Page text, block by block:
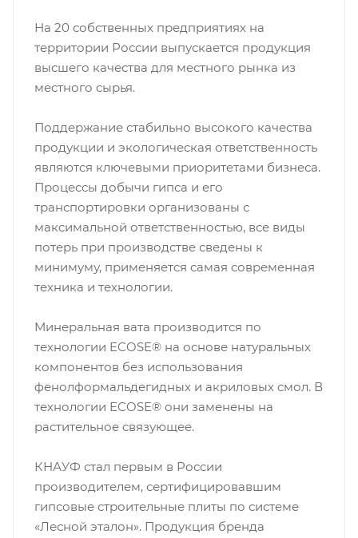
На 20 собственных предприятиях на
территории России выпускается продукция
высшего качества для местного рынка из
местного сырья.
Поддержание стабильно высокого качества
продукции и экологическая ответственность
являются ключевыми приоритетами бизнеса.
Процессы добычи гипса и его
транспортировки организованы с
максимальной ответственностью, все виды
потерь при производстве сведены к
минимуму, применяется самая современная
техника и технологии.
Минеральная вата производится по
технологии ECOSE® на основе натуральных
компонентов без использования
фенолформальдегидных и акриловых смол. В
технологии ECOSE® они заменены на
растительное связующее.
КНАУФ стал первым в России
производителем, сертифицировавшим
гипсовые строительные плиты по системе
«Лесной эталон». Продукция бренда